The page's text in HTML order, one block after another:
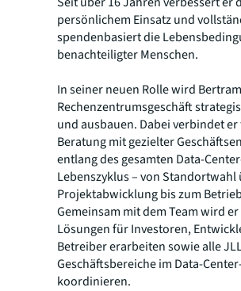
persönlichem Einsatz und
spendenbasiert die
benachteiligter Menschen.
In seiner neuen Rolle wird
Rechenzentrumsgeschäft
und ausbauen. Dabei verbindet
Beratung mit gezielter
entlang des gesamten Data-
Lebenszyklus – von Standortwahl
Projektabwicklung bis zum
Gemeinsam mit dem Team wird
Lösungen für Investoren,
Betreiber erarbeiten sowie alle
Geschäftsbereiche im Data-
koordinieren.